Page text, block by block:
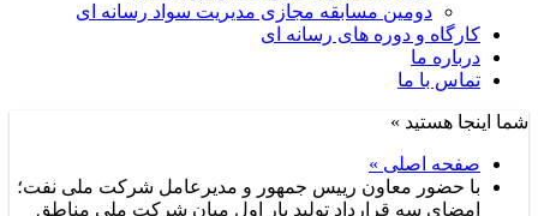
دومین مسابقه مجازی مدیریت سواد رسانه ای
کارگاه و دوره های رسانه ای
درباره ما
تماس با ما
شما اینجا هستید »
صفحه اصلی »
با حضور معاون رییس جمهور و مدیرعامل شرکت ملی نفت؛
امضای سه قرارداد تولید بار اول میان شرکت ملی مناطق